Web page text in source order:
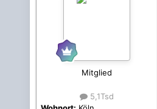
Mitglied
5,1Tsd